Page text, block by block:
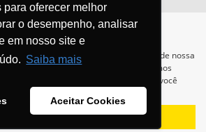
oferecer melhor
o desempenho, analisar
em nosso site e
Saiba mais
Aceitar Cookies
Política de PLD
durante a navegação, fazemos uso de nossa
proteger seus dados pessoais respeitamos
. Ao seguir com a navegação e visita você
Recusar